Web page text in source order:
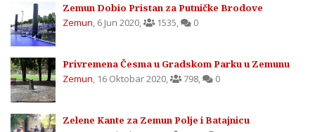
Zemun Dobio Pristan za Putničke Brodove
Zemun, 6 Jun 2020, 1535, 0
Privremena Česma u Gradskom Parku u Zemunu
Zemun, 16 Oktobar 2020, 798, 0
Zelene Kante za Zemun Polje i Batajnicu